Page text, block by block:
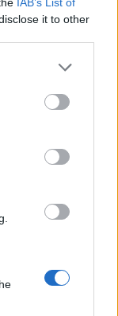
it to other
more Google
may click to
party tags to
below Google